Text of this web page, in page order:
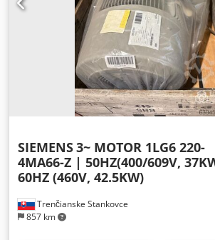
Trenčianske Stankovce
857 km
SIEMENS3~ MOTOR 1LG6 220-
4MA66-Z | 50HZ(400/609V,
60HZ (460V, 42.5KW)